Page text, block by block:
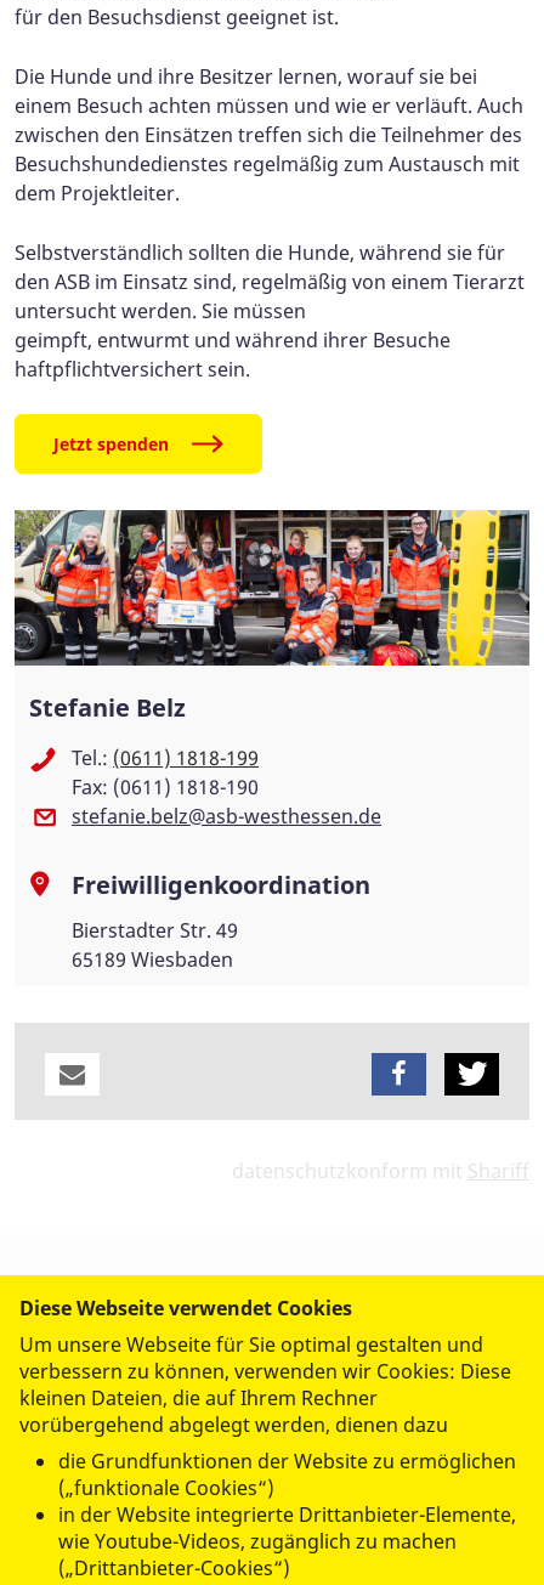
für den Besuchsdienst geeignet ist.
Die Hunde und ihre Besitzer lernen, worauf sie bei
einem Besuch achten müssen und wie er verläuft. Auch
zwischen den Einsätzen treffen sich die Teilnehmer des
Besuchshundedienstes regelmäßig zum Austausch mit
dem Projektleiter.
Selbstverständlich sollten die Hunde, während sie für
den ASB im Einsatz sind, regelmäßig von einem Tierarzt
untersucht werden. Sie müssen
geimpft, entwurmt und während ihrer Besuche
haftpflichtversichert sein.
Jetzt spenden
Stefanie Belz
Tel.: (0611) 1818-199
Fax: (0611) 1818-190
stefanie.belz@asb-westhessen.de
Freiwilligenkoordination
Bierstadter Str. 49
65189 Wiesbaden
datenschutzkonform mit Shariff
UNSERE ANGEBOTE
FREIWILLIG AKTIV
ÜBER UNS
Diese Webseite verwendet Cookies
Um unsere Webseite für Sie optimal gestalten und
verbessern zu können, verwenden wir Cookies: Diese
kleinen Dateien, die auf Ihrem Rechner
vorübergehend abgelegt werden, dienen dazu
die Grundfunktionen der Website zu ermöglichen
(„funktionale Cookies“)
in der Website integrierte Drittanbieter-Elemente,
wie Youtube-Videos, zugänglich zu machen
(„Drittanbieter-Cookies“)